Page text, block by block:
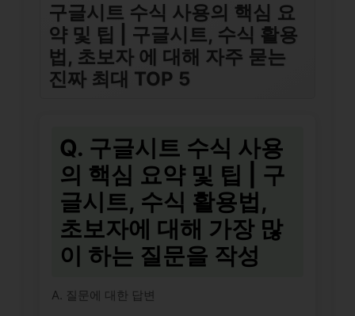
구글시트 수식 사용의 핵심 요
약 및 팁 | 구글시트, 수식 활용
법, 초보자 에 대해 자주 묻는
진짜 최대 TOP 5
Q. 구글시트 수식 사용
의 핵심 요약 및 팁 | 구
글시트, 수식 활용법,
초보자에 대해 가장 많
이 하는 질문을 작성
A. 질문에 대한 답변